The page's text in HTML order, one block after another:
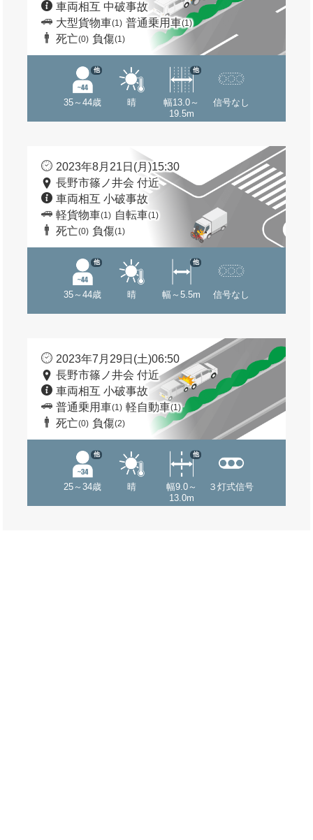
車両相互 中破事故
大型貨物車(1) 普通乗用車(1)
死亡(0) 負傷(1)
35～44歳
他
晴
幅13.0～
19.5m
他
信号なし
2023年8月21日(月)15:30
長野市篠ノ井会 付近
車両相互 小破事故
軽貨物車(1) 自転車(1)
死亡(0) 負傷(1)
35～44歳
他
晴 幅～5.5m
他
信号なし
2023年7月29日(土)06:50
長野市篠ノ井会 付近
車両相互 小破事故
普通乗用車(1) 軽自動車(1)
死亡(0) 負傷(2)
25～34歳
他
晴
幅9.0～
13.0m
他
３灯式信号